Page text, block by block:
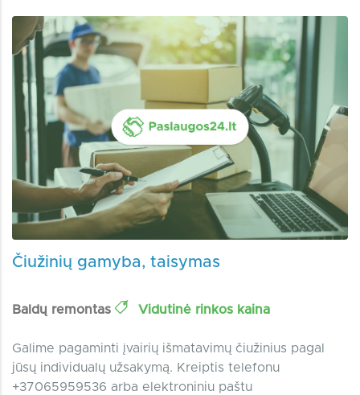
Čiužinių gamyba, taisymas
Baldų remontas Vidutinė rinkos kaina
Galime pagaminti įvairių išmatavimų čiužinius pagal
jūsų individualų užsakymą. Kreiptis telefonu
+37065959536 arba elektroniniu paštu